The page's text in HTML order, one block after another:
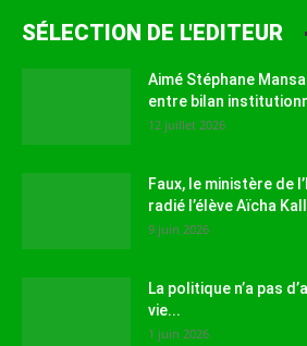
SÉLECTION DE L'EDITEUR
Aimé Stéphane
entre bilan
12 juillet 2026
Faux, le ministère de
radié l’élève Aïcha
9 juin 2026
La politique n’a pas
vie...
1 juin 2026